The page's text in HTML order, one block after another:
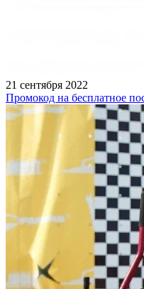
21 сентября 2022
Промокод на бесплатное